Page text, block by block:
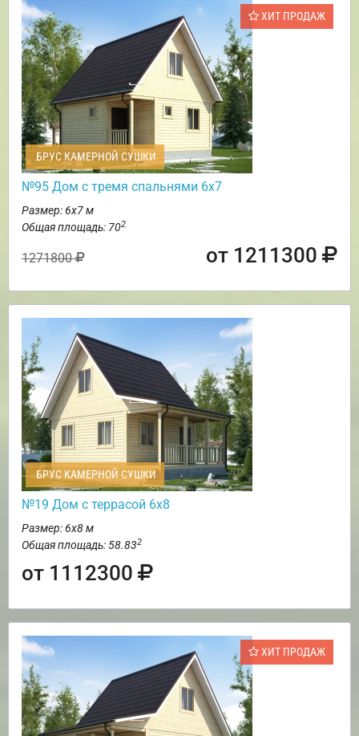
ХИТ ПРОДАЖ
БРУС КАМЕРНОЙ СУШКИ
№95 Дом с тремя спальнями 6х7
Размер: 6х7 м
Общая площадь: 702
1271800 от 1211300
БРУС КАМЕРНОЙ СУШКИ
№19 Дом с террасой 6х8
Размер: 6х8 м
Общая площадь: 58.832
от 1112300
ХИТ ПРОДАЖ